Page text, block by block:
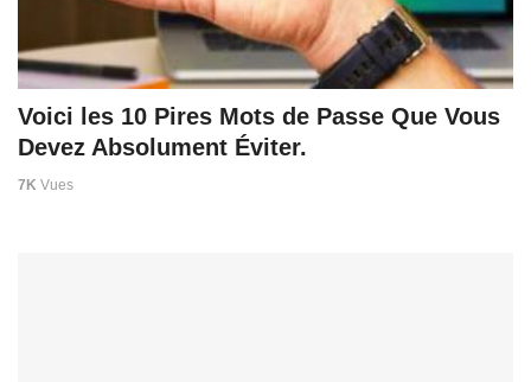
Voici les 10 Pires Mots de Passe Que Vous
Devez Absolument Éviter.
7K Vues